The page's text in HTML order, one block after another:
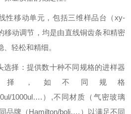
性移动单元，包括三维样品台（xy-
移动调节，均是由直线铜齿条和精密
轻松和精细。
选择：提供数十种不同规格的进样器
，如不同规格
1000ul…. ） ,不同材质（气密玻璃
品牌（Hamilton/boli…. ）以满足不同